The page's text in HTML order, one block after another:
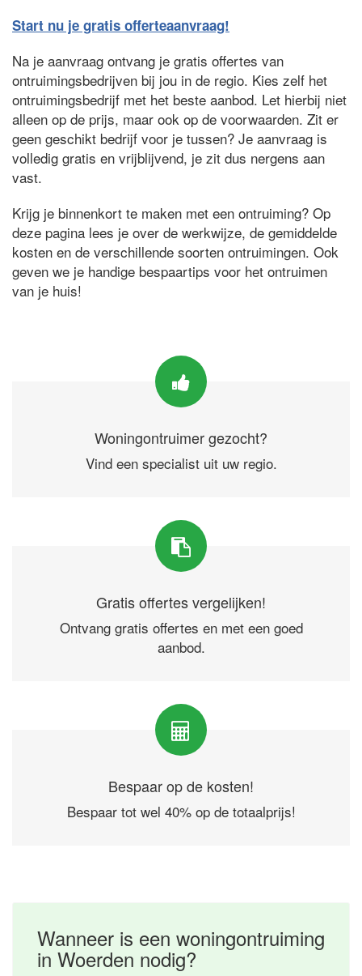
Start nu je gratis offerteaanvraag!
Na je aanvraag ontvang je gratis offertes van
ontruimingsbedrijven bij jou in de regio. Kies zelf het
ontruimingsbedrijf met het beste aanbod. Let hierbij niet
alleen op de prijs, maar ook op de voorwaarden. Zit er
geen geschikt bedrijf voor je tussen? Je aanvraag is
volledig gratis en vrijblijvend, je zit dus nergens aan
vast.
Krijg je binnenkort te maken met een ontruiming? Op
deze pagina lees je over de werkwijze, de gemiddelde
kosten en de verschillende soorten ontruimingen. Ook
geven we je handige bespaartips voor het ontruimen
van je huis!
Woningontruimer gezocht?
Vind een specialist uit uw regio.
Gratis offertes vergelijken!
Ontvang gratis offertes en met een goed
aanbod.
Bespaar op de kosten!
Bespaar tot wel 40% op de totaalprijs!
Wanneer is een woningontruiming
in Woerden nodig?